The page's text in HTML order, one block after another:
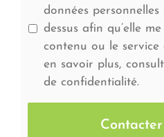
données personnelles
dessus afin qu’elle
contenu ou le service
en savoir plus,
de confidentialité.